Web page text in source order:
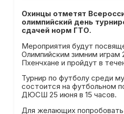
Охинцы отметят
олимпийский день
сдачей норм ГТО.
Мероприятия будут
Олимпийским зимним играм
Пхенчхане и пройдут в
Турнир по футболу среди
состоится на футбольном
ДЮСШ 25 июня в 15 часов.
Для желающих